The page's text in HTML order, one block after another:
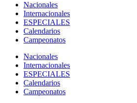
Nacionales
Internacionales
ESPECIALES
Calendarios
Campeonatos
Nacionales
Internacionales
ESPECIALES
Calendarios
Campeonatos